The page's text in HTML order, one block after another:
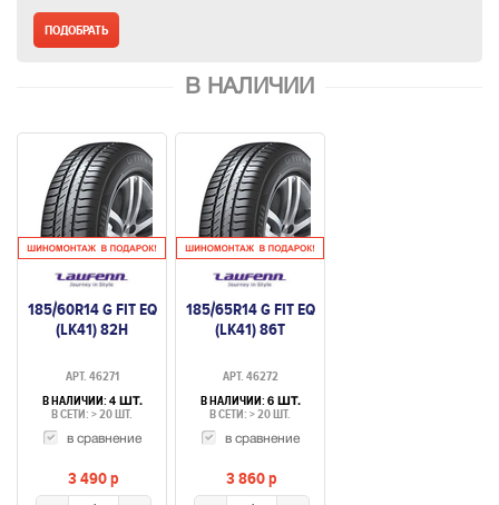
В НАЛИЧИИ
185/60R14 G FIT EQ
(LK41) 82H
АРТ. 46271
В НАЛИЧИИ: 4 ШТ.
В СЕТИ: > 20 ШТ.
в сравнение
3 490p
185/65R14 G FIT EQ
(LK41) 86T
АРТ. 46272
В НАЛИЧИИ: 6 ШТ.
В СЕТИ: > 20 ШТ.
в сравнение
3 860p